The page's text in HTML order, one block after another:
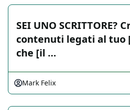
SEI UNO SCRITTORE?
contenuti legati al tuo
che [il …
Mark Felix